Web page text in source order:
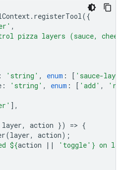
. registerTool({
,
pizza layers (sauce,
: 'string' , enum : [ 'sauce-
: 'string' , enum : [ 'add' ,
],
layer, action }) => {
(layer, action);
${action || 'toggle' } on